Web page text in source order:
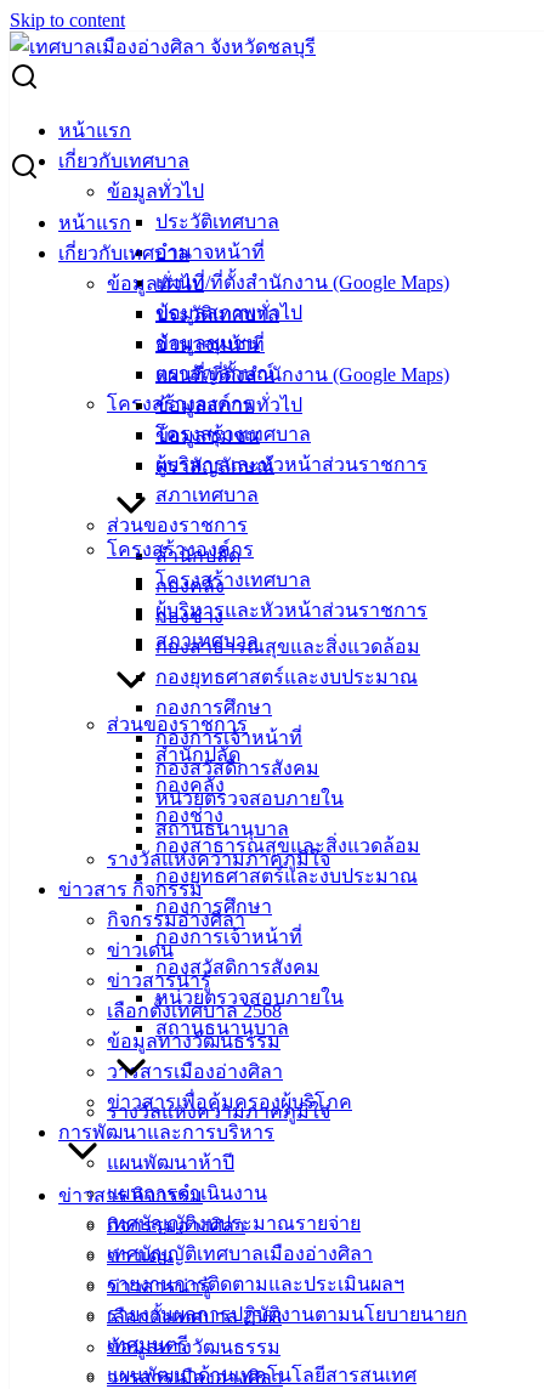
Skip to content
หน้าแรก
เกี่ยวกับเทศบาล
ข้อมูลทั่วไป
ประวัติเทศบาล
อำนาจหน้าที่
แผนที่/ที่ตั้งสำนักงาน (Google Maps)
ข้อมูลสภาพทั่วไป
ข้อมูลชุมชน
ตราสัญลักษณ์
โครงสร้างองค์กร
โครงสร้างเทศบาล
ผู้บริหารและหัวหน้าส่วนราชการ
สภาเทศบาล
ส่วนของราชการ
สำนักปลัด
กองคลัง
กองช่าง
กองสาธารณสุขและสิ่งแวดล้อม
กองยุทธศาสตร์และงบประมาณ
กองการศึกษา
กองการเจ้าหน้าที่
กองสวัสดิการสังคม
หน่วยตรวจสอบภายใน
สถานธนานุบาล
รางวัลแห่งความภาคภูมิใจ
ข่าวสาร กิจกรรม
กิจกรรมอ่างศิลา
ข่าวเด่น
ข่าวสารน่ารู้
เลือกตั้งเทศบาล 2568
ข้อมูลทางวัฒนธรรม
วารสารเมืองอ่างศิลา
ข่าวสารเพื่อคุ้มครองผู้บริโภค
การพัฒนาและการบริหาร
แผนพัฒนาห้าปี
แผนการดำเนินงาน
เทศบัญญัติงบประมาณรายจ่าย
เทศบัญญัติเทศบาลเมืองอ่างศิลา
รายงานการติดตามและประเมินผลฯ
รายงานผลการปฏิบัติงานตามนโยบายนายก
เทศมนตรี
แผนพัฒนาด้านเทคโนโลยีสารสนเทศ
หน้าแรก
เกี่ยวกับเทศบาล
ข้อมูลทั่วไป
ประวัติเทศบาล
อำนาจหน้าที่
แผนที่/ที่ตั้งสำนักงาน (Google Maps)
ข้อมูลสภาพทั่วไป
ข้อมูลชุมชน
ตราสัญลักษณ์
โครงสร้างองค์กร
โครงสร้างเทศบาล
ผู้บริหารและหัวหน้าส่วนราชการ
สภาเทศบาล
ส่วนของราชการ
สำนักปลัด
กองคลัง
กองช่าง
กองสาธารณสุขและสิ่งแวดล้อม
กองยุทธศาสตร์และงบประมาณ
กองการศึกษา
กองการเจ้าหน้าที่
กองสวัสดิการสังคม
หน่วยตรวจสอบภายใน
สถานธนานุบาล
รางวัลแห่งความภาคภูมิใจ
ข่าวสาร กิจกรรม
กิจกรรมอ่างศิลา
ข่าวเด่น
ข่าวสารน่ารู้
เลือกตั้งเทศบาล 2568
ข้อมูลทางวัฒนธรรม
วารสารเมืองอ่างศิลา
Search for:
ประกาศเทศบาลเมืองอ่างศิลา เรื่อง ประกาศผู้ชนะการเสนอ
ราคา ซื้อชุดสร้างภาพ (DRUM) ยี่ห้อ FUJI XEROX
DOCUPRINT CT๓๕๐๘๗๖ ใช้สำหรับเครื่องปริ้นเตอร์ ยี่ห้อ
FUJI XEROX รุ่น CM๓๐๕df ปริมาณการพิมพ์ ๒๐,๐๐๐ แผ่น
หมายเลขครุภัณฑ์ ๔๘๙ ๕๓ ๐๐๕๙ จำนวน ๑ กล่อง โดยวิธี
เฉพาะเจาะจง
ประกาศเทศบาลเมืองอ่างศิลา เรื่อง
ประกาศผู้ชนะการเสนอราคา ซื้อชุดสร้าง
ภาพ (DRUM) ยี่ห้อ FUJI XEROX
DOCUPRINT CT๓๕๐๘๗๖ ใช้สำหรับ
เครื่องปริ้นเตอร์ ยี่ห้อ FUJI XEROX รุ่น
CM๓๐๕df ปริมาณการพิมพ์ ๒๐,๐๐๐ แผ่น
หมายเลขครุภัณฑ์ ๔๘๙ ๕๓ ๐๐๕๙
จำนวน ๑ กล่อง โดยวิธีเฉพาะเจาะจง
สิงหาคม 13, 2021เมษายน 20, 2022
ประกาศผู้ชนะ
ดาวน์โหลดเอกสารเพิ่มเติมได้ที่นี่ >>
BRN3C2AF47058F9_20210813_153618_011681-1.pdf
เทศบาล
เมืองอ่าง
เทศบาลเมือง
อ่างศิลา 90/338
ม.3 ต.เสม็ด
อ.เมือง จ.ชลบุรี
038-
142-100-104
บริการ